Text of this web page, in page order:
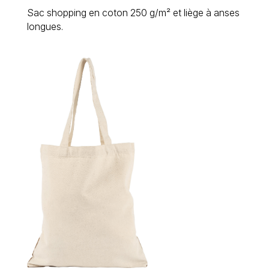
Sac shopping en coton 250 g/m² et liège à anses
longues.